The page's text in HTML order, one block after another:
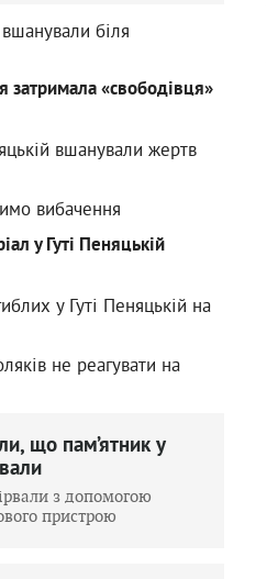
вшанували біля
затримала «свободівця»
вшанували жертв
вибачення
у Гуті Пеняцькій
у Гуті Пеняцькій на
не реагувати на
що пам’ятник у
з допомогою
пристрою